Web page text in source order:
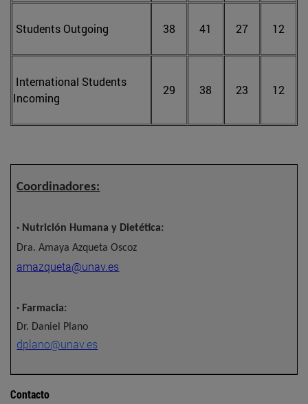
Students Outgoing 38 41 27 12
International Students
Incoming
29 38 23 12
Coordinadores:
· Nutrición Humana y Dietética:
Dra. Amaya Azqueta Oscoz
amazqueta@unav.es
· Farmacia:
Dr. Daniel Plano
dplano@unav.es
Contacto